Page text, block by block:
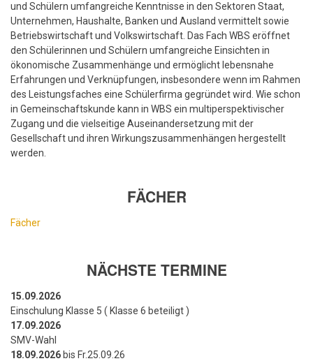
und Schülern umfangreiche Kenntnisse in den Sektoren Staat,
Unternehmen, Haushalte, Banken und Ausland vermittelt sowie
Betriebswirtschaft und Volkswirtschaft. Das Fach WBS eröffnet
den Schülerinnen und Schülern umfangreiche Einsichten in
ökonomische Zusammenhänge und ermöglicht lebensnahe
Erfahrungen und Verknüpfungen, insbesondere wenn im Rahmen
des Leistungsfaches eine Schülerfirma gegründet wird. Wie schon
in Gemeinschaftskunde kann in WBS ein multiperspektivischer
Zugang und die vielseitige Auseinandersetzung mit der
Gesellschaft und ihren Wirkungszusammenhängen hergestellt
werden.
FÄCHER
Fächer
NÄCHSTE TERMINE
15.09.2026
Einschulung Klasse 5 ( Klasse 6 beteiligt )
17.09.2026
SMV-Wahl
18.09.2026 bis Fr.25.09.26